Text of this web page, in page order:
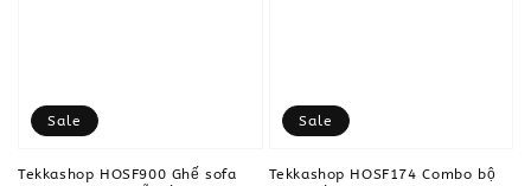
Sale
Tekkashop HOSF900 Ghế sofa
Sale
Tekkashop HOSF174 Combo bộ